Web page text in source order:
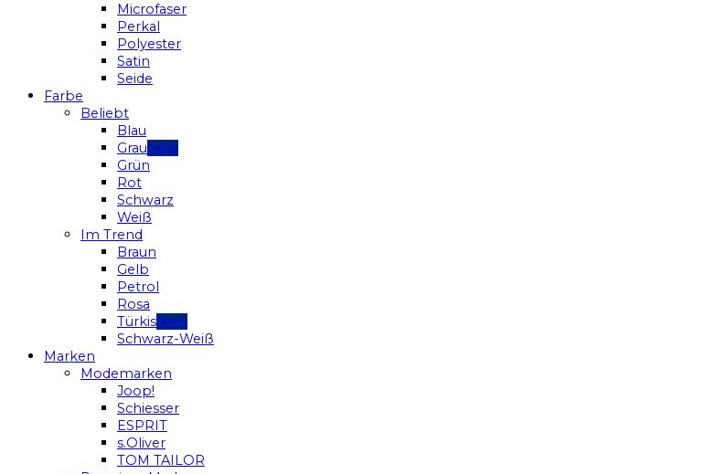
Microfaser
Perkal
Polyester
Satin
Seide
Farbe
Beliebt
Blau
Grau
Grün
Rot
Schwarz
Weiß
Im Trend
Braun
Gelb
Petrol
Rosa
Türkis
Schwarz-Weiß
Marken
Modemarken
Joop!
Schiesser
ESPRIT
s.Oliver
TOM TAILOR